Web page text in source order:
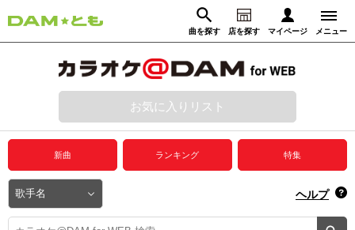
曲を探す 店を探す マイページ メニュー
動画からさがす 録音からさがす
ログイン
プレミアムサービス
DAM★とも動画
DAM★とも録音
お気に入りリスト
新曲 ランキング 特集
ヘルプ